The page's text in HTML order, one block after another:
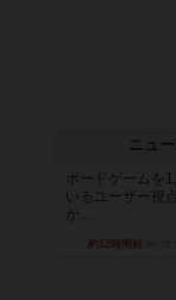
ニュ
ボードゲームを
いるユーザー視
か...
約12時間前